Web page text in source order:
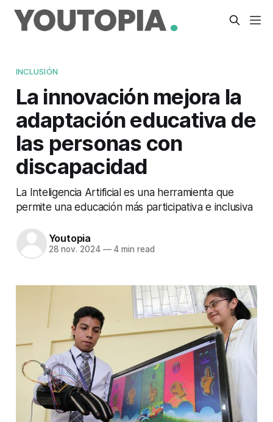
INCLUSIÓN
La innovación mejora la
adaptación educativa de
las personas con
discapacidad
La Inteligencia Artificial es una herramienta que
permite una educación más participativa e inclusiva
Youtopia
28 nov. 2024 —4 min read